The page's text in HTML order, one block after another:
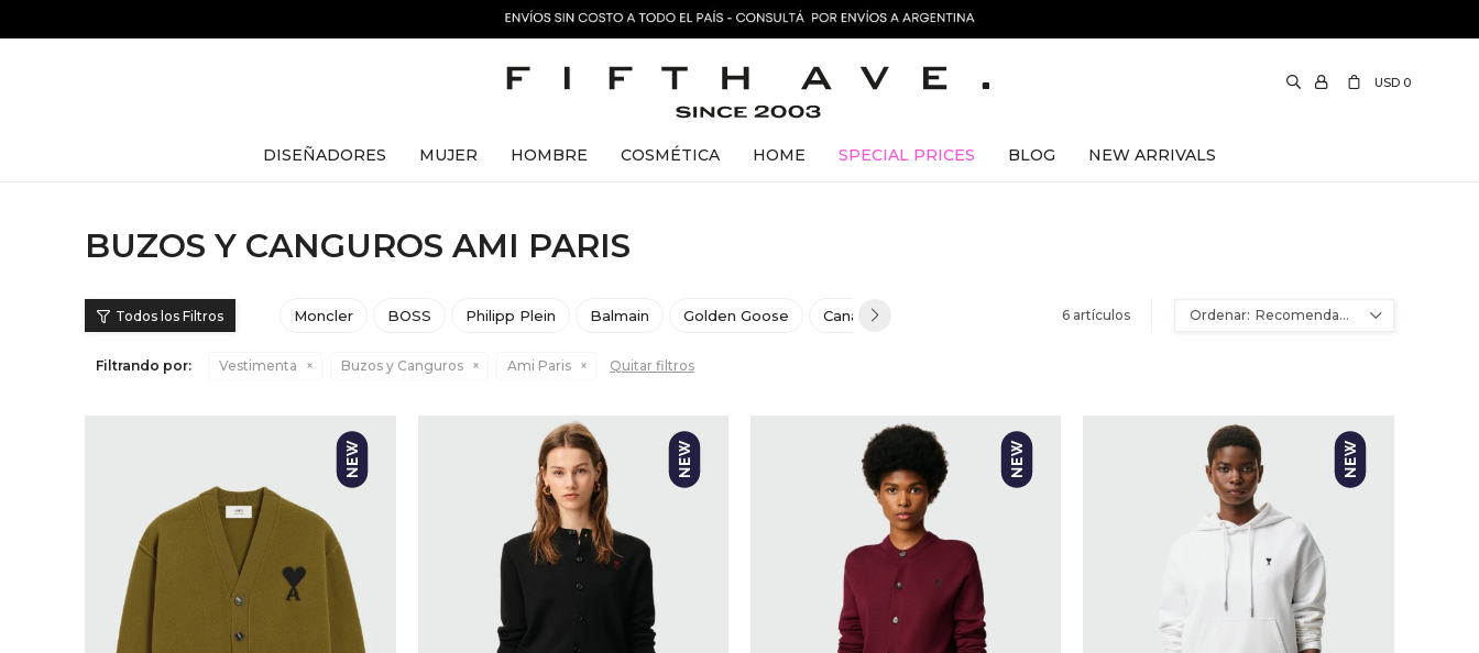
DISEÑADORES MUJER HOMBRE COSMÉTICA HOME SPECIAL PRICES BLOG NEW ARRIVALS
USD 0
BUZOS Y CANGUROS AMI PARIS
Moncler BOSS Philipp Plein Balmain Golden Goose Canada Goose DIESEL Ami Paris
6 artículos Recomendados
Filtrando por: Vestimenta Buzos y Canguros Ami Paris Quitar filtros